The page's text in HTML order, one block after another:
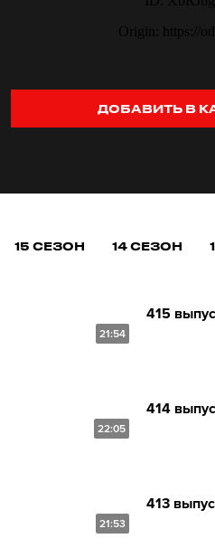
ДОБАВИТЬ В
15 СЕЗОН 14 СЕЗОН
21:54
415
22:05
414
21:53
413